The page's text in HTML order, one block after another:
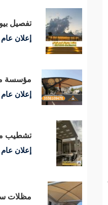
إعلان عام
إعلان عام
إعلان عام